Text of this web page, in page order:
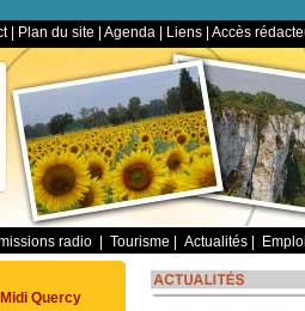
| Plan du site Agenda Liens Accès
radio Tourisme Actualités
Quercy